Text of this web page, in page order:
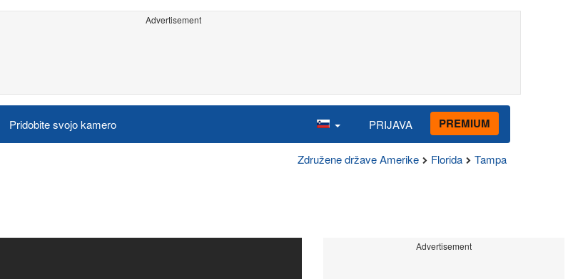
Advertisement
Pridobite svojo kamero PRIJAVA PREMIUM
Združene države Amerike Florida Tampa
Advertisement